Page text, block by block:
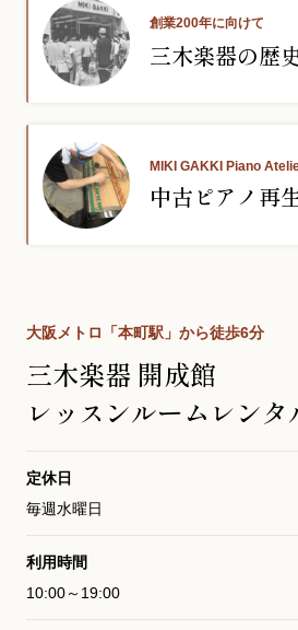
創業200年に向けて
三木楽器の歴
MIKI GAKKI Piano
中古ピアノ再
大阪メトロ「本町駅」から徒歩6分
三木楽器 開成館
レッスンルームレンタ
定休日
毎週水曜日
利用時間
10:00～19:00